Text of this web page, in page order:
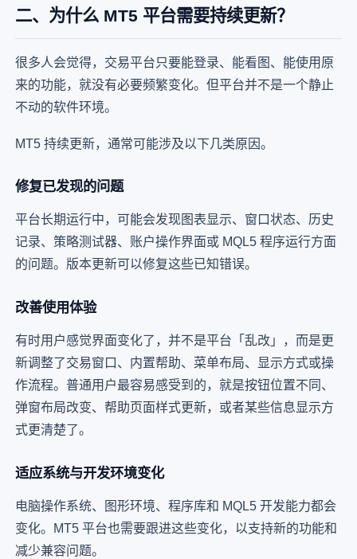
二、为什么 MT5 平台需要持续更新？
很多人会觉得，交易平台只要能登录、能看图、能使用原
来的功能，就没有必要频繁变化。但平台并不是一个静止
不动的软件环境。
MT5 持续更新，通常可能涉及以下几类原因。
修复已发现的问题
平台长期运行中，可能会发现图表显示、窗口状态、历史
记录、策略测试器、账户操作界面或 MQL5 程序运行方面
的问题。版本更新可以修复这些已知错误。
改善使用体验
有时用户感觉界面变化了，并不是平台「乱改」，而是更
新调整了交易窗口、内置帮助、菜单布局、显示方式或操
作流程。普通用户最容易感受到的，就是按钮位置不同、
弹窗布局改变、帮助页面样式更新，或者某些信息显示方
式更清楚了。
适应系统与开发环境变化
电脑操作系统、图形环境、程序库和 MQL5 开发能力都会
变化。MT5 平台也需要跟进这些变化，以支持新的功能和
减少兼容问题。